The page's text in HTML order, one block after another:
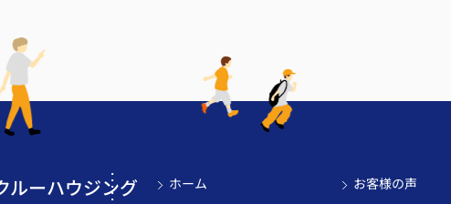
ルーハウジング
ホーム
お客様の声